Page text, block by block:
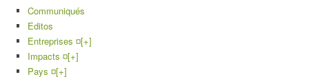
Communiqués
Editos
Entreprises ¤[+]
Impacts ¤[+]
Pays ¤[+]